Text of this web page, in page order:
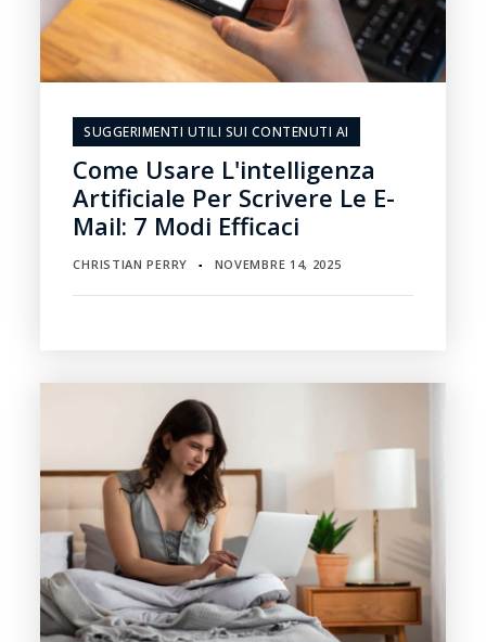
SUGGERIMENTI UTILI SUI CONTENUTI AI
Come Usare L'intelligenza
Artificiale Per Scrivere Le E-
Mail: 7 Modi Efficaci
CHRISTIAN PERRY ▪ NOVEMBRE 14, 2025